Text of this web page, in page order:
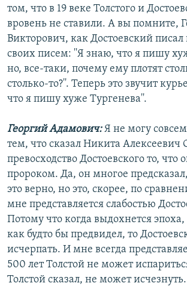
том, что в 19 веке Толстого и
вровень не ставили. А вы помните,
Викторович, как Достоевский писал
своих писем: ''Я знаю, что я пишу
но, все-таки, почему ему плотят
столько-то?''. Теперь это звучит
что я пишу хуже Тургенева''.
Георгий Адамович:Я не могу совсем
тем, что сказал Никита Алексеевич
превосходство Достоевского то, что
пророком. Да, он многое
это верно, но это, скорее, по
мне представляется слабостью
Потому что когда выдохнется
как будто бы предвидел, то
исчерпать. И мне всегда
500 лет Толстой не может
Толстой сказал, не может